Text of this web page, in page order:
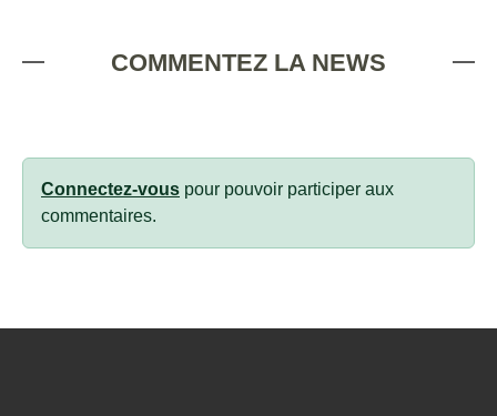
COMMENTEZ LA NEWS
Connectez-vous pour pouvoir participer aux
commentaires.